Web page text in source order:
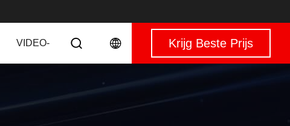
VIDEO- Krijg Beste Prijs